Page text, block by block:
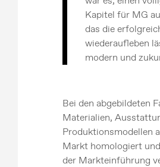
Kapitel für MG
das die
wiederaufleben
modern und
Bei den abgebildeten
Materialien,
Produktionsmodellen
Markt homologiert
der Markteinführung